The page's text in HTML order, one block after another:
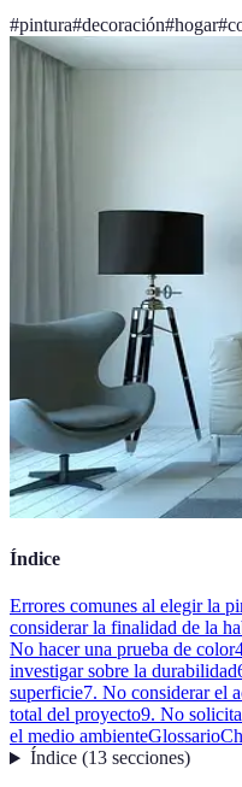
#pintura#decoración#hogar#
Índice
Errores comunes al elegir la
considerar la finalidad de la
No hacer una prueba de color
investigar sobre la durabilidad
superficie7. No considerar el
total del proyecto9. No
el medio ambienteGlossario
Índice(13 secciones)